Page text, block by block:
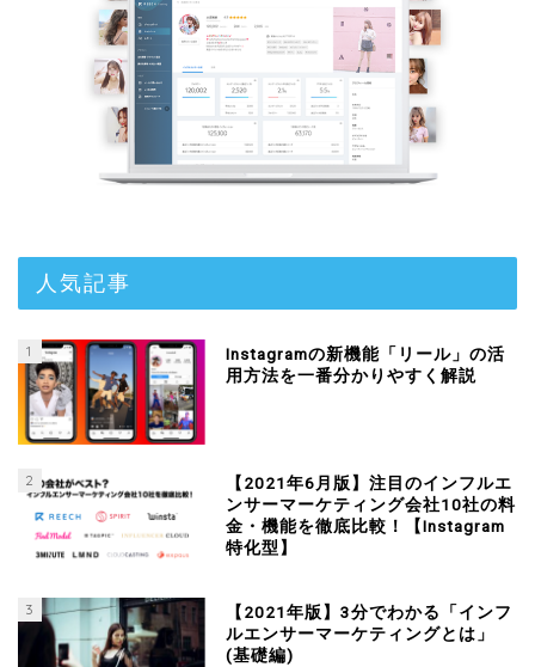
人気記事
1
Instagramの新機能「リール」の活
用方法を一番分かりやすく解説
2
【2021年6月版】注目のインフルエ
ンサーマーケティング会社10社の料
金・機能を徹底比較！【Instagram
特化型】
3
【2021年版】3分でわかる「インフ
ルエンサーマーケティングとは」
(基礎編)